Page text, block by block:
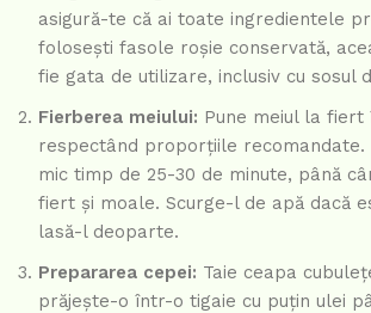
asigură-te că ai toate ingredientele
folosești fasole roșie conservată,
fie gata de utilizare, inclusiv cu sosul
Fierberea meiului: Pune meiul la fiert
respectând proporțiile
mic timp de 25-30 de minute, până
fiert și moale. Scurge-l de apă dacă
lasă-l deoparte.
Prepararea cepei: Taie ceapa
prăjește-o într-o tigaie cu puțin ulei